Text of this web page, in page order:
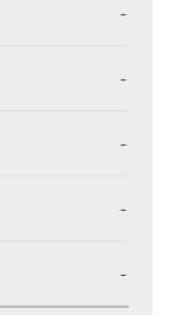
-
-
-
-
-